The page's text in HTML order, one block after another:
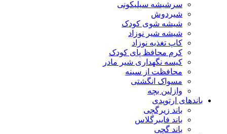
سرشیشه سیلیکونی
شیردوش
شیشه شوی کودک
شیشه شیر نوزاد
کاپ تغذیه نوزاد
کرم محافظ پای کودک
کیسه نگهداری شیر مادر
محافظت از سینه
مسواک انگشتی
وازلین بچه
باندهای ارتوپدی
باند زیرگچی
باند فایبرگلاس
باند گچی